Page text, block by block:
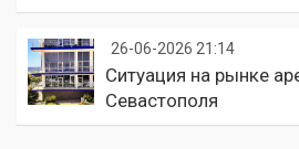
26-06-2026 21:14
Ситуация на рынке
Севастополя